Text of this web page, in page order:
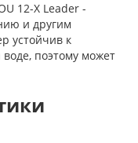
12-X Leader -
и другим
устойчив к
поэтому может